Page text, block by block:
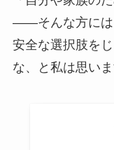
――そんな方には
安全な選択肢を
な、と私は思いま